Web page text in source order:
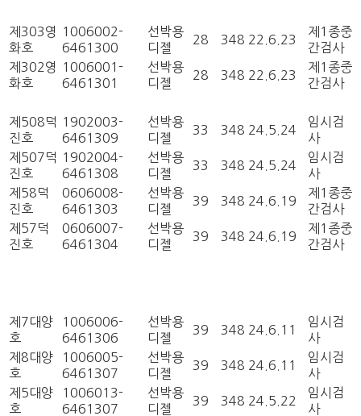
제303영
화호
1006002-
6461300
선박용
디젤
28 348 22.6.23
제1종중
간검사
제302영
화호
1006001-
6461301
선박용
디젤
28 348 22.6.23
제1종중
간검사
제508덕
진호
1902003-
6461309
선박용
디젤
33 348 24.5.24
임시검
사
제507덕
진호
1902004-
6461308
선박용
디젤
33 348 24.5.24
임시검
사
제58덕
진호
0606008-
6461303
선박용
디젤
39 348 24.6.19
제1종중
간검사
제57덕
진호
0606007-
6461304
선박용
디젤
39 348 24.6.19
제1종중
간검사
제7대양
호
1006006-
6461306
선박용
디젤
39 348 24.6.11
임시검
사
제8대양
호
1006005-
6461307
선박용
디젤
39 348 24.6.11
임시검
사
제5대양
호
1006013-
6461307
선박용
디젤
39 348 24.5.22
임시검
사